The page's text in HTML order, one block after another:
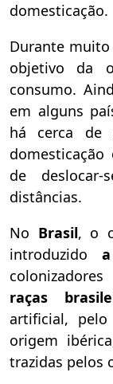
domesticação.
Durante
objetivo da
consumo.
em alguns
há cerca de
de
distâncias.
No Brasil, o
introduzido
raças
artificial, pelo
origem
trazidas pelos